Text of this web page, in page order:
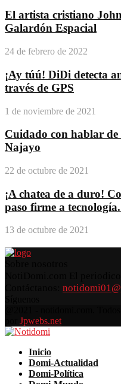
El artista cristiano
Galardón Espacial
24 de febrero de 2022
¡Ay túú! DiDi detecta
través de GPS
1 de noviembre de 2021
Cuidado con hablar de
Najayo
22 de octubre de 2021
¡A chatea de a duro!
paso firme a
13 de octubre de 2021
Jpwebs.net
Inicio
Domi-Actualidad
Domi-Política